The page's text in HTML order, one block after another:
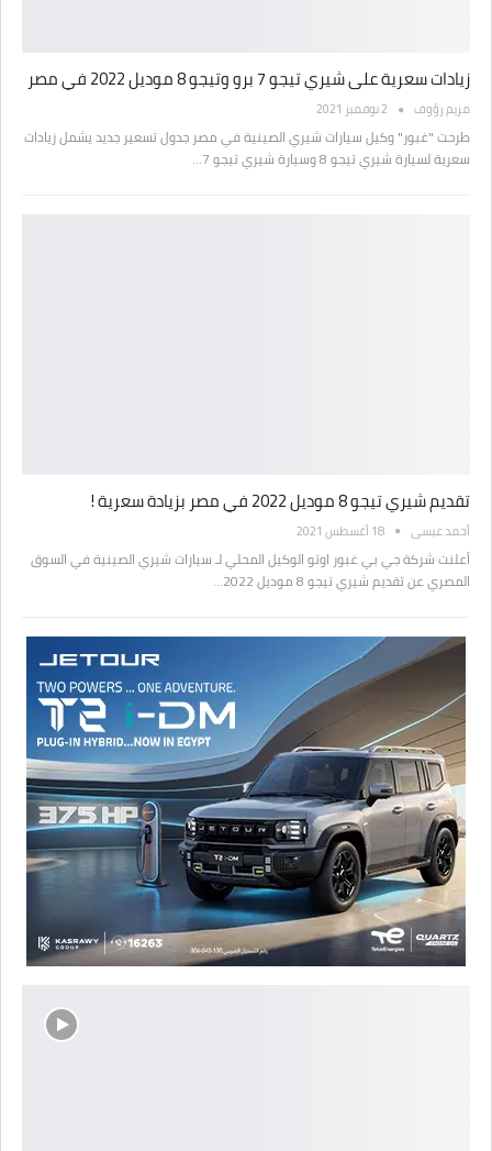
زيادات سعرية على شيري تيجو 7 برو وتيجو 8 موديل 2022 في مصر
مريم رؤوف 2 نوفمبر 2021
طرحت "غبور" وكيل سيارات شيري الصينية في مصر جدول تسعير جديد يشمل زيادات
سعرية لسيارة شيري تيجو 8 وسيارة شيري تيجو 7…
تقديم شيري تيجو 8 موديل 2022 في مصر بزيادة سعرية !
أحمد عيسى 18 أغسطس 2021
أعلنت شركة جي بي غبور اوتو الوكيل المحلي لـ سيارات شيري الصينية في السوق
المصري عن تقديم شيري تيجو 8 موديل 2022…